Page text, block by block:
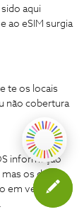
aqui
ao eSIM surgia
te os locais
não cobertura
informação
os de
em vez de